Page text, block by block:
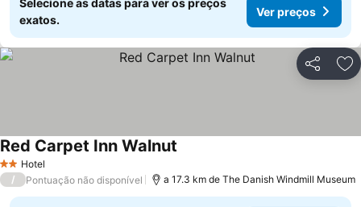
Selecione as datas para ver os preços
exatos.
Ver preços
Partilhar
2 Estrelas
Hotel
Red Carpet Inn Walnut
/ Pontuação não disponível a 17.3 km de The Danish Windmill Museum